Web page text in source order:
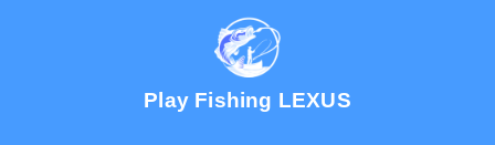
Play Fishing LEXUS